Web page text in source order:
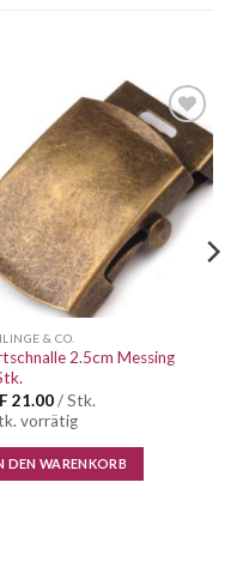
Auf die
Wunschliste
& CO.
2.5cm Messing
21.00/ Stk.
vorrätig
DEN WARENKORB